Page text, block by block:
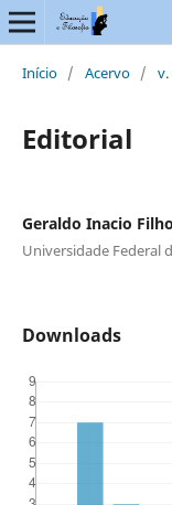
Início / Acervo / v.
Editorial
Geraldo Inacio Filho
Universidade Federal
Downloads